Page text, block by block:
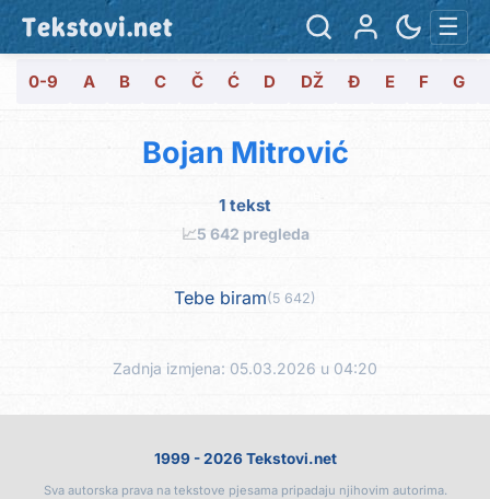
Tekstovi.net ☰
0-9 A B C Č Ć D DŽ Đ E F G
Bojan Mitrović
1 tekst
📈5 642 pregleda
Tebe biram(5 642)
Zadnja izmjena: 05.03.2026 u 04:20
1999 - 2026 Tekstovi.net
Sva autorska prava na tekstove pjesama pripadaju njihovim autorima.